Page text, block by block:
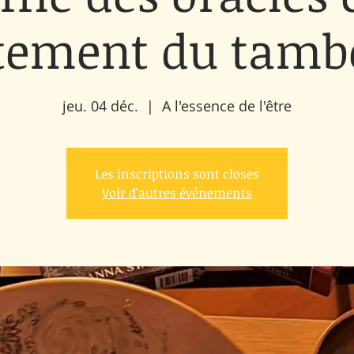
du
jeu. 04 déc.
  |
A l'essence de l'être
Les inscriptions sont closes
Voir d'autres événements